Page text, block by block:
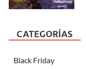
CATEGORÍAS
Black Friday